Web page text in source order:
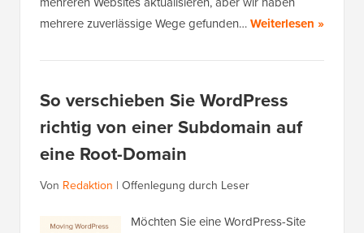
mehrere zuverlässige Wege gefunden…Weiterlesen »
So verschieben Sie WordPress
richtig von einer Subdomain auf
eine Root-Domain
Von Redaktion | Offenlegung durch Leser
Möchten Sie eine WordPress-Site